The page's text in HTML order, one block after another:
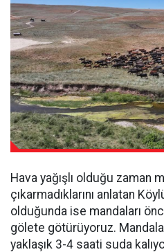
Hava yağışlı olduğu zaman
çıkarmadıklarını anlatan
olduğunda ise mandaları
gölete götürüyoruz.
yaklaşık 3-4 saati suda